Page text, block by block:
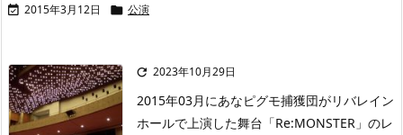
 2015年3月12日  公演
 2023年10月29日
2015年03月にあなピグモ捕獲団がリバレイン
ホールで上演した舞台「Re:MONSTER」のレ